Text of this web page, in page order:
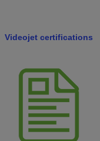
Videojet certifications